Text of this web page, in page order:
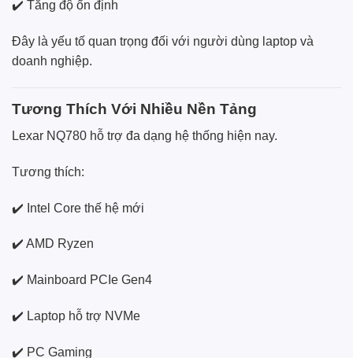
✔️ Tăng độ ổn định
Đây là yếu tố quan trọng đối với người dùng laptop và
doanh nghiệp.
Tương Thích Với Nhiều Nền Tảng
Lexar NQ780 hỗ trợ đa dạng hệ thống hiện nay.
Tương thích:
✔️ Intel Core thế hệ mới
✔️ AMD Ryzen
✔️ Mainboard PCIe Gen4
✔️ Laptop hỗ trợ NVMe
✔️ PC Gaming